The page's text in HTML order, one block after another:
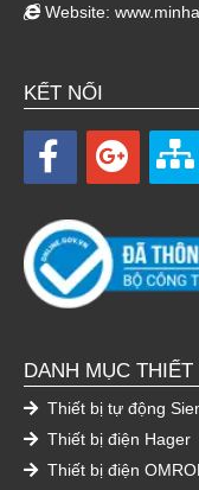
Website:
KẾT NỐI
DANH MỤC
Thiết bị tự động
Thiết bị điện Hager
Thiết bị điện